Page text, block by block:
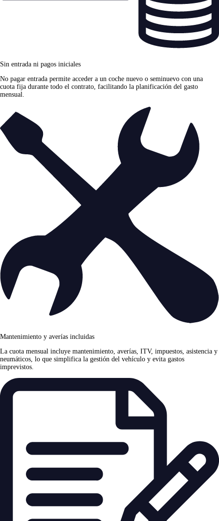
Sin entrada ni pagos iniciales
No pagar entrada permite acceder a un coche nuevo o seminuevo con una
cuota fija durante todo el contrato, facilitando la planificación del gasto
mensual.
Mantenimiento y averías incluidas
La cuota mensual incluye mantenimiento, averías, ITV, impuestos, asistencia y
neumáticos, lo que simplifica la gestión del vehículo y evita gastos
imprevistos.